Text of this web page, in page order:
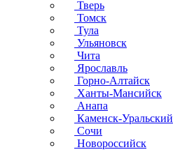
Тверь
Томск
Тула
Ульяновск
Чита
Ярославль
Горно-Алтайск
Ханты-Мансийск
Анапа
Каменск-Уральский
Сочи
Новороссийск